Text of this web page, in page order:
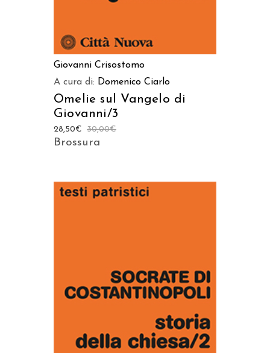
Giovanni Crisostomo
A cura di: Domenico Ciarlo
Omelie sul Vangelo di
Giovanni/3
30,00€
28,50€
Brossura